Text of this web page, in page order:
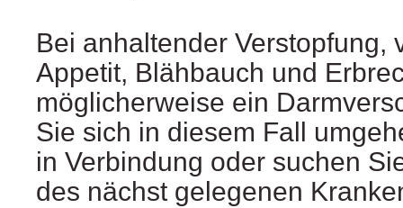
Bei anhaltender Verstopfung,
Appetit, Blähbauch und
möglicherweise ein
Sie sich in diesem Fall
in Verbindung oder suchen
des nächst gelegenen